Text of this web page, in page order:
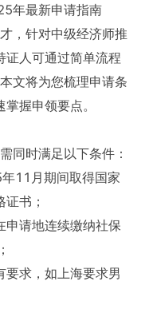
年最新申请指南
，针对中级经济师推
证人可通过简单流程
文将为您梳理申请条
握申领要点。
同时满足以下条件：
11月期间取得国家
书；
申请地连续缴纳社保
要求，如上海要求男